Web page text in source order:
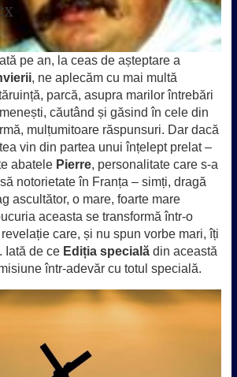
pe an, la ceas de așteptare a
, ne aplecăm cu mai multă
parcă, asupra marilor întrebări
căutând și găsind în cele din
mulțumitoare răspunsuri. Dar dacă
vin din partea unui înțelept prelat –
abatele Pierre, personalitate care s-a
notorietate în Franța – simți, dragă
ascultător, o mare, foarte mare
aceasta se transformă într-o
care, și nu spun vorbe mari, îți
Iată de ceEdiția specială din această
într-adevăr cu totul specială.